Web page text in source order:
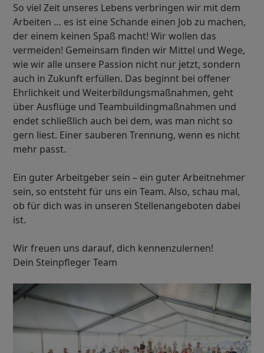
So viel Zeit unseres Lebens verbringen wir mit dem
Arbeiten … es ist eine Schande einen Job zu machen,
der einem keinen Spaß macht! Wir wollen das
vermeiden! Gemeinsam finden wir Mittel und Wege,
wie wir alle unsere Passion nicht nur jetzt, sondern
auch in Zukunft erfüllen. Das beginnt bei offener
Ehrlichkeit und Weiterbildungsmaßnahmen, geht
über Ausflüge und Teambuildingmaßnahmen und
endet schließlich auch bei dem, was man nicht so
gern liest. Einer sauberen Trennung, wenn es nicht
mehr passt.
Ein guter Arbeitgeber sein – ein guter Arbeitnehmer
sein, so entsteht für uns ein Team. Also, schau mal,
ob für dich was in unseren Stellenangeboten dabei
ist.
Wir freuen uns darauf, dich kennenzulernen!
Dein Steinpfleger Team